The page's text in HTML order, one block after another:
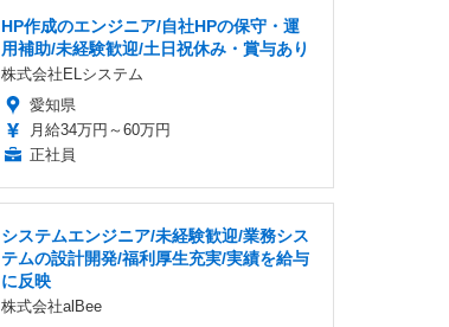
HP作成のエンジニア/自社HPの保守・運
用補助/未経験歓迎/土日祝休み・賞与あり
株式会社ELシステム
愛知県
月給34万円～60万円
正社員
システムエンジニア/未経験歓迎/業務シス
テムの設計開発/福利厚生充実/実績を給与
に反映
株式会社alBee